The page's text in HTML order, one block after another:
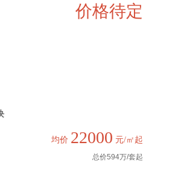
价格待定
均价 22000 元/㎡起
总价594万/套起